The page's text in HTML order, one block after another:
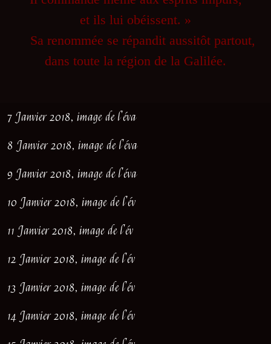
et ils lui obéissent. »
Sa renommée se répandit aussitôt partout,
dans toute la région de la Galilée.
7 Janvier 2018, image de l'éva
8 Janvier 2018, image de l'éva
9 Janvier 2018, image de l'éva
10 Janvier 2018, image de l'év
11 Janvier 2018, image de l'év
12 Janvier 2018, image de l'év
13 Janvier 2018, image de l'év
14 Janvier 2018, image de l'év